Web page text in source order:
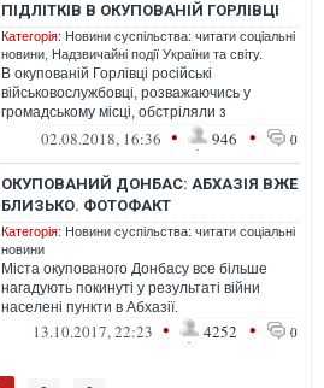
ПІДЛІТКІВ В ОКУПОВАНІЙ ГОРЛІВЦІ
Категорія: Новини суспільства: читати соціальні
новини Надзвичайні події України та світу.
В окупованій Горлівці російські
військовослужбовці, розважаючись у
громадському місці, обстріляли з
автоматичної зброї групу молоді, кілька
02.08.2018, 16:36 • 946 • 0
ОКУПОВАНИЙ ДОНБАС: АБХАЗІЯ ВЖЕ
БЛИЗЬКО. ФОТОФАКТ
Категорія: Новини суспільства: читати соціальні
новини
Міста окупованого Донбасу все більше
нагадують покинуті у результаті війни
населені пункти в Абхазії.
13.10.2017, 22:23 • 4252 • 0